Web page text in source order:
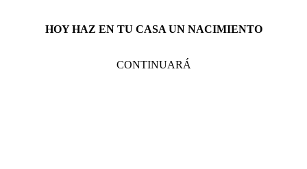
HOY HAZ EN TU CASA UN NACIMIENTO
CONTINUARÁ